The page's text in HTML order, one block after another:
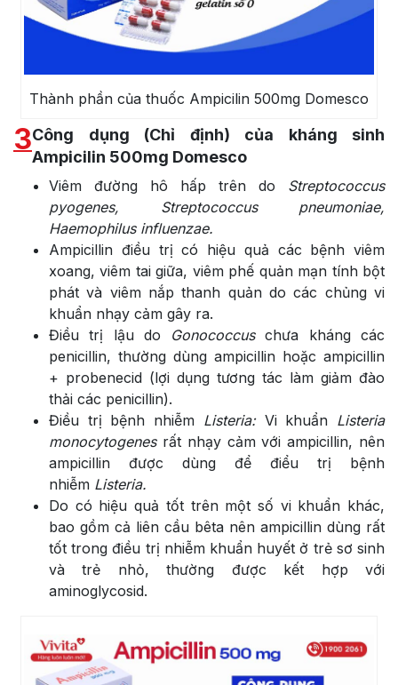
Thành phần của thuốc Ampicilin 500mg Domesco
3Công dụng (Chỉ định) của kháng sinh
Ampicilin 500mg Domesco
Viêm đường hô hấp trên do Streptococcus
pyogenes, Streptococcus pneumoniae,
Haemophilus influenzae.
Ampicillin điều trị có hiệu quả các bệnh viêm
xoang, viêm tai giữa, viêm phế quản mạn tính bột
phát và viêm nắp thanh quản do các chủng vi
khuẩn nhạy cảm gây ra.
Điều trị lậu do Gonococcuschưa kháng các
penicillin, thường dùng ampicillin hoặc ampicillin
+ probenecid (lợi dụng tương tác làm giảm đào
thải các penicillin).
Điều trị bệnh nhiễm Listeria: Vi khuẩn Listeria
monocytogenesrất nhạy cảm với ampicillin, nên
ampicillin được dùng để điểu trị bệnh
nhiễm Listeria.
Do có hiệu quả tốt trên một số vi khuẩn khác,
bao gồm cả liên cầu bêta nên ampicillin dùng rất
tốt trong điều trị nhiễm khuẩn huyết ở trẻ sơ sinh
và trẻ nhỏ, thường được kết hợp với
aminoglycosid.